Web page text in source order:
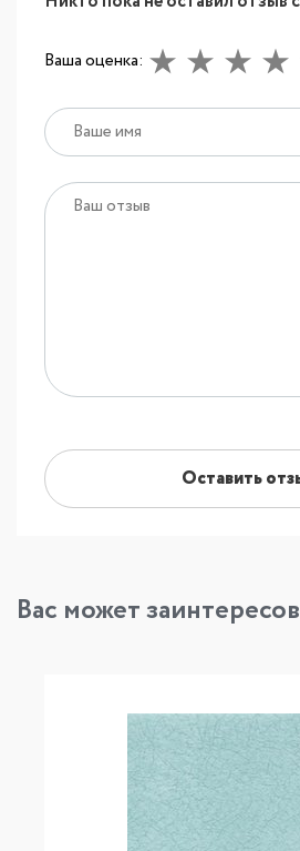
Ваша оценка:
Оставить
Вас может